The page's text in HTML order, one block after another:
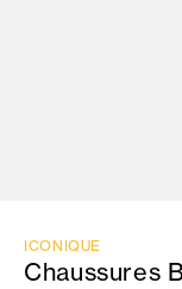
ICONIQUE
Chaussures